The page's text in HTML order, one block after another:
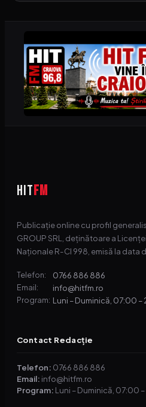
HITFM
Publicație online cu profil
GROUP SRL, deținătoare a
Naționale R-CI 998, emisă la data
Telefon: 0766 886 886
Email: info@hitfm.ro
Program: Luni – Duminică, 07:00
Contact Redacție
Telefon: 0766 886 886
Email: info@hitfm.ro
Program: Luni – Duminică, 07:00